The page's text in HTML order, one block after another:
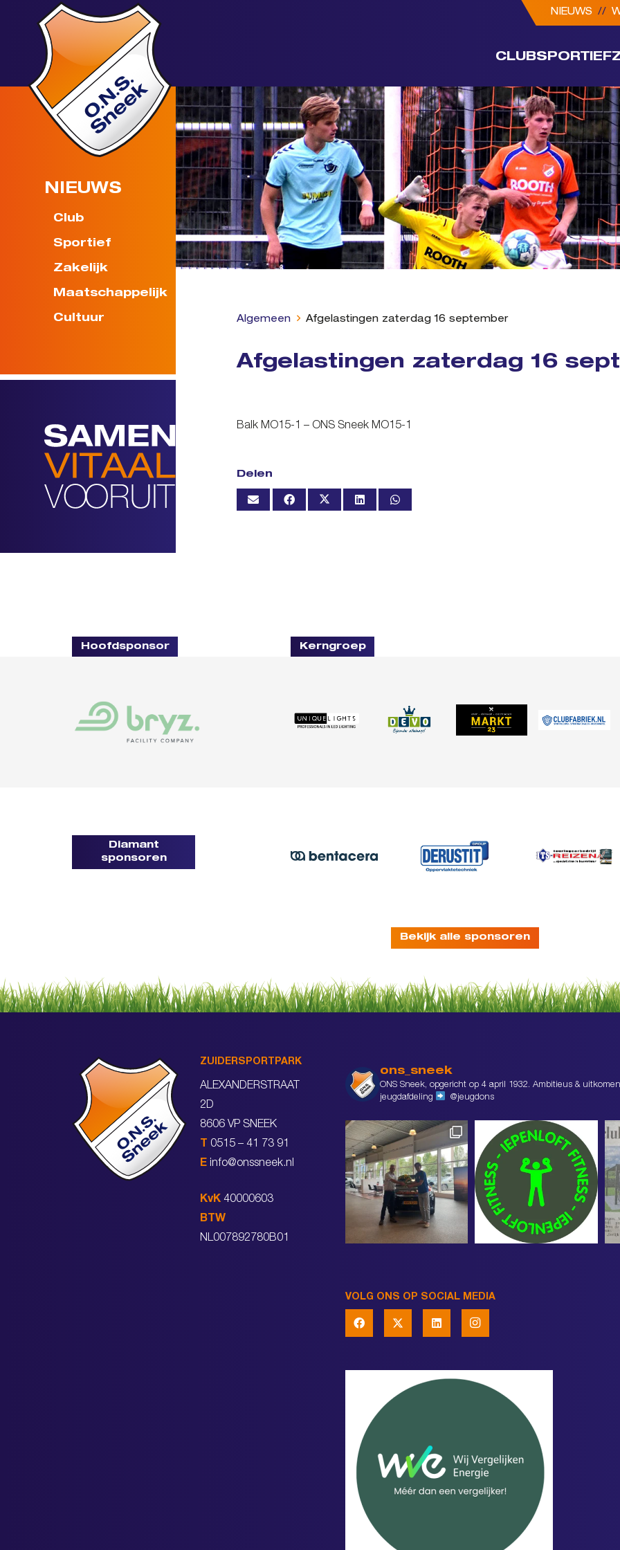
NIEUWS //
CLUBSPORTIEF
NIEUWS
Club
Sportief
Zakelijk
Maatschappelijk
Cultuur Algemeen Afgelastingen zaterdag 16 september
Afgelastingen zaterdag 16
Balk MO15-1 – ONS Sneek MO15-1
Delen
Hoofdsponsor Kerngroep
Diamant
sponsoren
Bekijk alle sponsoren
ZUIDERSPORTPARK
ALEXANDERSTRAAT
2D
8606 VP SNEEK
T 0515 – 41 73 91
E info@onssneek.nl
KvK 40000603
BTW
NL007892780B01
ons_sneek
ONS Sneek, opgericht op 4 april 1932. Ambitieus &
jeugdafdeling
@jeugdons
VOLG ONS OP SOCIAL MEDIA